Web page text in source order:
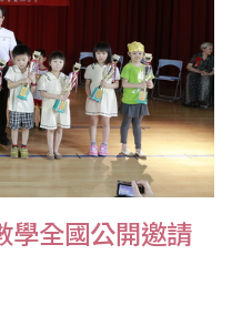
學全國公開邀請